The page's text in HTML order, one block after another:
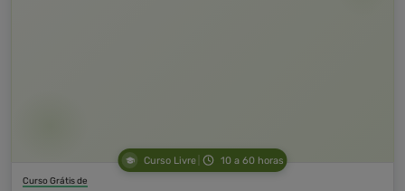
Curso Livre 10 a 60 horas
Curso Grátis de